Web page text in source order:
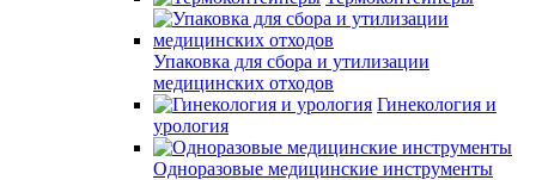
Упаковка для сбора и утилизации
медицинских отходов
Гинекология и
урология
Одноразовые медицинские инструменты